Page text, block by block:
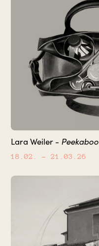
Lara Weiler - Peekaboo
18.02. – 21.03.26